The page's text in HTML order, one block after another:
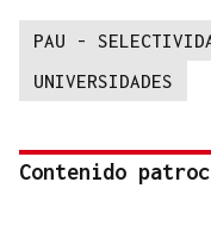
PAU -
UNIVERSIDADES
Contenido